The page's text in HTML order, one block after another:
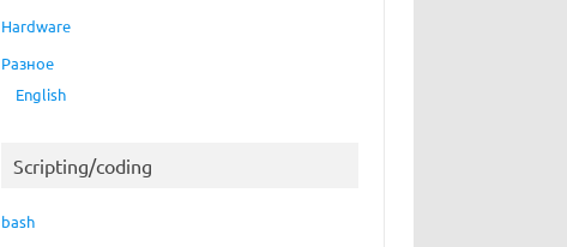
Hardware
Разное
English
Scripting/coding
bash